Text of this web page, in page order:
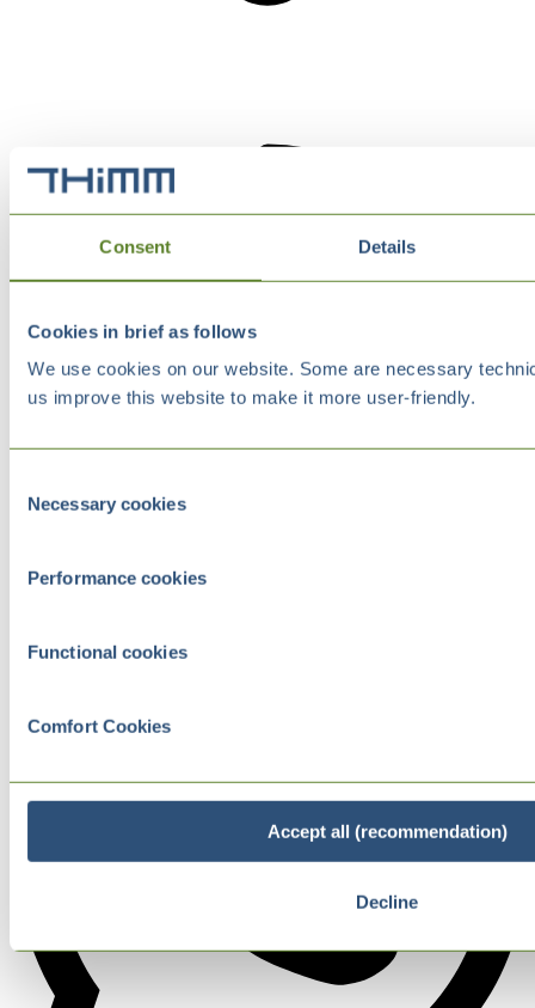
Consent Details
Cookies in brief as follows
We use cookies on our website. Some are necessary
us improve this website to make it more user-friendly.
Selection
Necessary cookies
Performance cookies
Functional cookies
Comfort Cookies
Accept all (recommendation)
Decline